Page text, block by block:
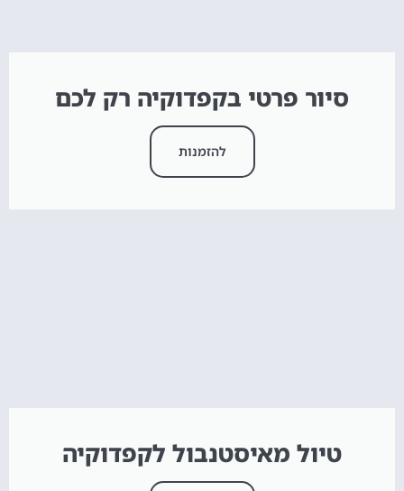
סיור פרטי בקפדוקיה רק לכם
להזמנות
טיול מאיסטנבול לקפדוקיה